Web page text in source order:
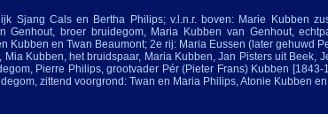
Sjang Cals en Bertha Philips; v.l.n.r. boven: Marie Kubben
Genhout, broer bruidegom, Maria Kubben van Genhout,
Kubben en Twan Beaumont; 2e rij: Maria Eussen (later gehuwd
Mia Kubben, het bruidspaar, Maria Kubben, Jan Pisters uit Beek,
Pierre Philips, grootvader Pér (Pieter Frans) Kubben [1843-
zittend voorgrond: Twan en Maria Philips, Atonie Kubben